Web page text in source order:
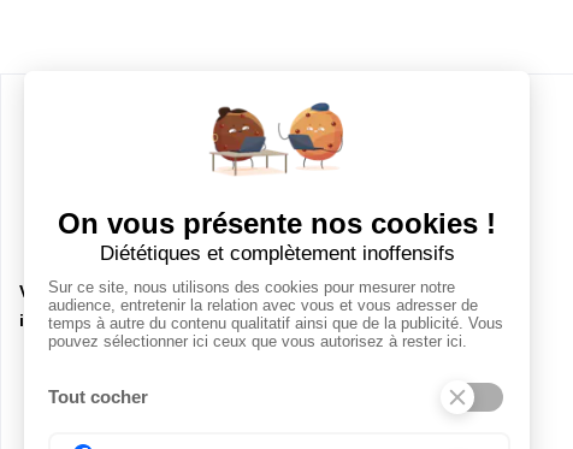
Votre prochaine aventure commence
ici !
Toutes les annonces
Dashboard
Mes alertes